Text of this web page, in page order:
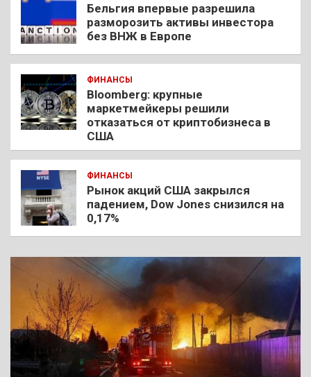
Бельгия впервые разрешила
разморозить активы инвестора
без ВНЖ в Европе
ФИНАНСЫ
Bloomberg: крупные
маркетмейкеры решили
отказаться от криптобизнеса в
США
ФИНАНСЫ
Рынок акций США закрылся
падением, Dow Jones снизился на
0,17%